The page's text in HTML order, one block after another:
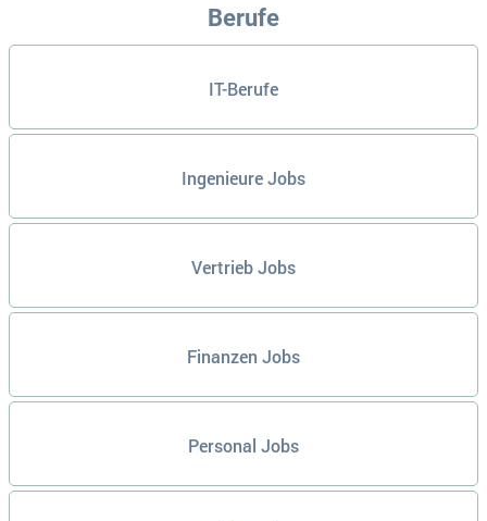
Berufe
IT-Berufe
Ingenieure Jobs
Vertrieb Jobs
Finanzen Jobs
Personal Jobs